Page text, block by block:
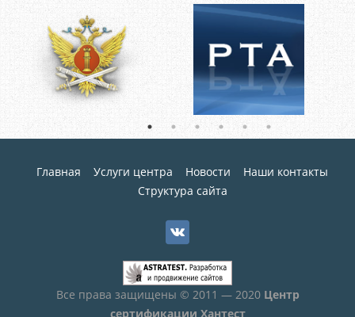
Главная Услуги центра Новости
Наши контакты
Структура сайта
Все права защищены © 2011 — 2020 Центр
сертификации Хантест